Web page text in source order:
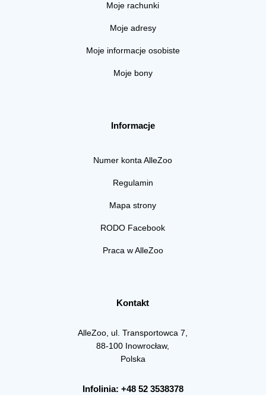
Moje rachunki
Moje adresy
Moje informacje osobiste
Moje bony
Informacje
Numer konta AlleZoo
Regulamin
Mapa strony
RODO Facebook
Praca w AlleZoo
Kontakt
AlleZoo, ul. Transportowca 7,
88-100 Inowrocław,
Polska
Infolinia: +48 52 3538378